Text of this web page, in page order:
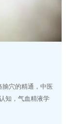
穴的精通，中医
知，气血精液学